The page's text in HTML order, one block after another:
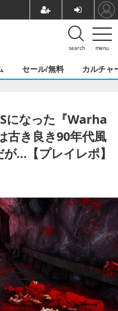
menu
search
セール/無料 カルチャ
になった『Warha
き良き90年代風
…【プレイレポ】